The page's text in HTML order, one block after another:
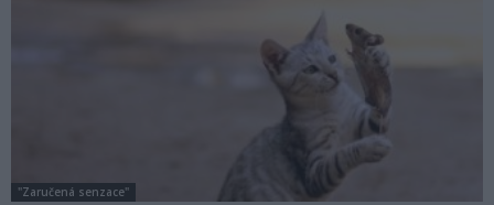
"Zaručená senzace"